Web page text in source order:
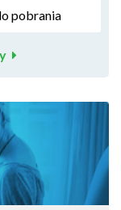
pobrania